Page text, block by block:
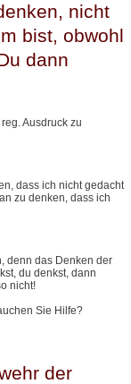
nicht
bist, obwohl
dann
Ausdruck zu
dass ich nicht gedacht
zu denken, dass ich
denn das Denken der
du denkst, dann
nicht!
Sie Hilfe?
der